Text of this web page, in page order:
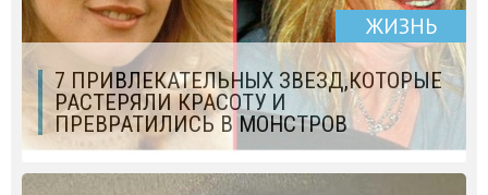
ЖИЗНЬ
7 ПРИВЛЕКАТЕЛЬНЫХ ЗВЕЗД,КОТОРЫЕ
РАСТЕРЯЛИ КРАСОТУ И
ПРЕВРАТИЛИСЬ В МОНСТРОВ